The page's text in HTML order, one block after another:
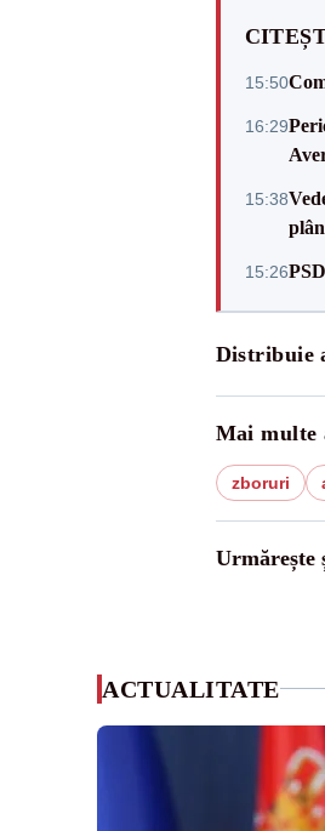
15:50
16:29
15:38
15:26
Distribuie
Mai multe
zboruri
Urmărește
ACTUALITATE